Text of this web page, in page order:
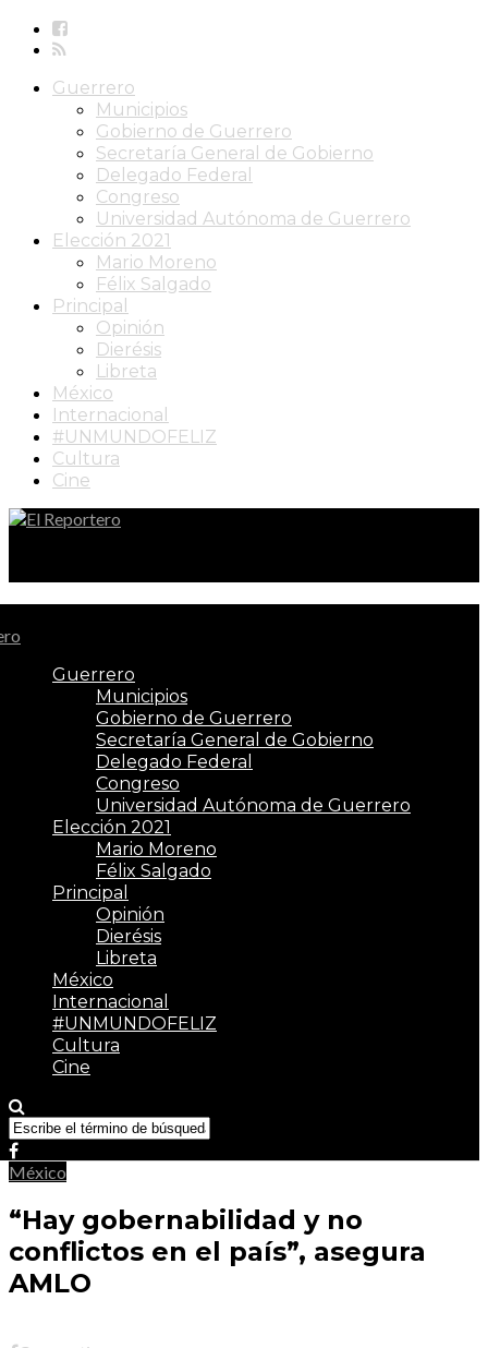
Guerrero
Municipios
Gobierno de Guerrero
Secretaría General de Gobierno
Delegado Federal
Congreso
Universidad Autónoma de Guerrero
Elección 2021
Mario Moreno
Félix Salgado
Principal
Opinión
Dierésis
Libreta
México
Internacional
#UNMUNDOFELIZ
Cultura
Cine
Guerrero
Municipios
Gobierno de Guerrero
Secretaría General de Gobierno
Delegado Federal
Congreso
Universidad Autónoma de Guerrero
Elección 2021
Mario Moreno
Félix Salgado
Principal
Opinión
Dierésis
Libreta
México
Internacional
#UNMUNDOFELIZ
Cultura
Cine
México
“Hay gobernabilidad y no
conflictos en el país”, asegura
AMLO